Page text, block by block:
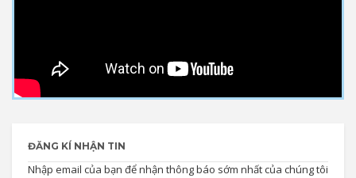
ĐĂNG KÍ NHẬN TIN
Nhập email của bạn để nhận thông báo sớm nhất của chúng tôi